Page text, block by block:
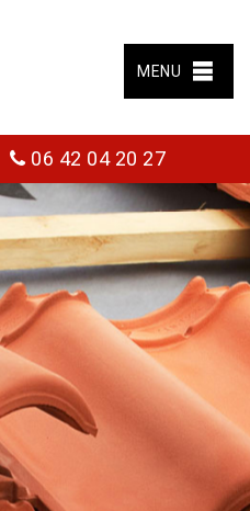
MENU
06 42 04 20 27